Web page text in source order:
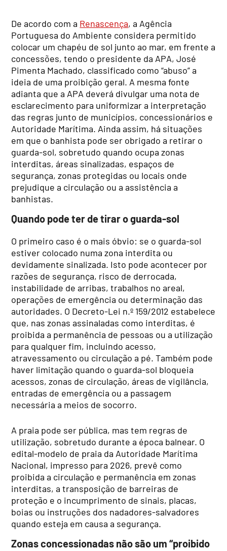
De acordo com a Renascença, a Agência
Portuguesa do Ambiente considera permitido
colocar um chapéu de sol junto ao mar, em frente a
concessões, tendo o presidente da APA, José
Pimenta Machado, classificado como “abuso” a
ideia de uma proibição geral. A mesma fonte
adianta que a APA deverá divulgar uma nota de
esclarecimento para uniformizar a interpretação
das regras junto de municípios, concessionários e
Autoridade Marítima. Ainda assim, há situações
em que o banhista pode ser obrigado a retirar o
guarda-sol, sobretudo quando ocupa zonas
interditas, áreas sinalizadas, espaços de
segurança, zonas protegidas ou locais onde
prejudique a circulação ou a assistência a
banhistas.
Quando pode ter de tirar o guarda-sol
O primeiro caso é o mais óbvio: se o guarda-sol
estiver colocado numa zona interdita ou
devidamente sinalizada. Isto pode acontecer por
razões de segurança, risco de derrocada,
instabilidade de arribas, trabalhos no areal,
operações de emergência ou determinação das
autoridades. O Decreto-Lei n.º 159/2012 estabelece
que, nas zonas assinaladas como interditas, é
proibida a permanência de pessoas ou a utilização
para qualquer fim, incluindo acesso,
atravessamento ou circulação a pé. Também pode
haver limitação quando o guarda-sol bloqueia
acessos, zonas de circulação, áreas de vigilância,
entradas de emergência ou a passagem
necessária a meios de socorro.
A praia pode ser pública, mas tem regras de
utilização, sobretudo durante a época balnear. O
edital-modelo de praia da Autoridade Marítima
Nacional, impresso para 2026, prevê como
proibida a circulação e permanência em zonas
interditas, a transposição de barreiras de
proteção e o incumprimento de sinais, placas,
boias ou instruções dos nadadores-salvadores
quando esteja em causa a segurança.
Zonas concessionadas não são um “proibido